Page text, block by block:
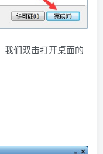
我们双击打开桌面的